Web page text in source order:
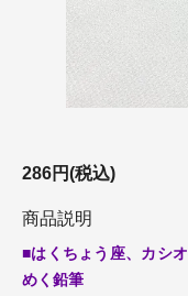
286円(税込)
商品説明
■はくちょう座、カシ
めく鉛筆